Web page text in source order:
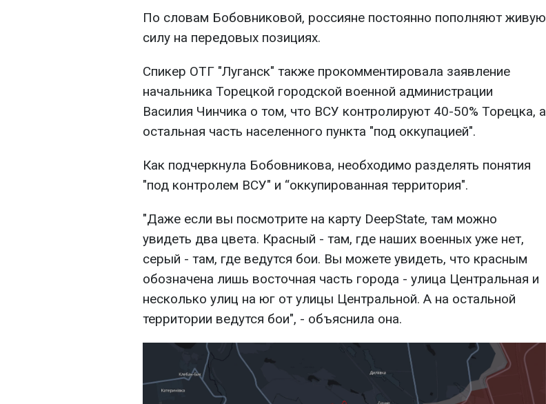
По словам Бобовниковой, россияне постоянно пополняют живую
силу на передовых позициях.
Спикер ОТГ "Луганск" также прокомментировала заявление
начальника Торецкой городской военной администрации
Василия Чинчика о том, что ВСУ контролируют 40-50% Торецка, а
остальная часть населенного пункта "под оккупацией".
Как подчеркнула Бобовникова, необходимо разделять понятия
"под контролем ВСУ" и “оккупированная территория".
"Даже если вы посмотрите на карту DeepState, там можно
увидеть два цвета. Красный - там, где наших военных уже нет,
серый - там, где ведутся бои. Вы можете увидеть, что красным
обозначена лишь восточная часть города - улица Центральная и
несколько улиц на юг от улицы Центральной. А на остальной
территории ведутся бои", - объяснила она.